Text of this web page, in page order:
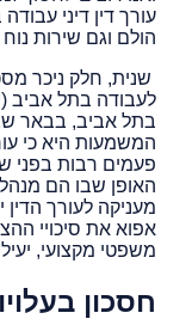
עורך דין דיני
הולם וגם שירות נוח
שנית, חלק ניכר
לעבודה בתל אביב
בתל אביב, בבאר
המשמעות היא כי
פעמים רבות בפני
האופן שבו הם
מעניקה לעורך הדין
אפוא את סיכויי
משפטי מקצועי,
חסכון